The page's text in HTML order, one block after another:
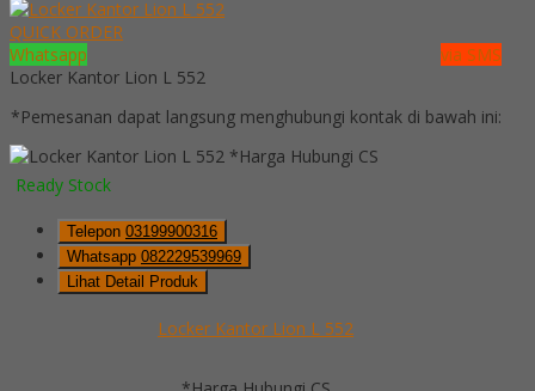
QUICK ORDER
Whatsapp
via SMS
Locker Kantor Lion L 552
*Pemesanan dapat langsung menghubungi kontak di bawah ini:
*Harga Hubungi CS
Ready Stock
Telepon 03199900316
Whatsapp 082229539969
Lihat Detail Produk
Locker Kantor Lion L 552